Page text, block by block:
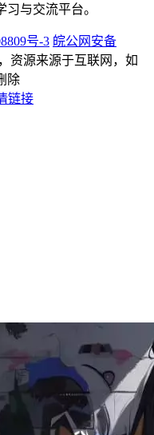
与交流平台。
号-3 皖公网安备
资源来源于互联网，如
除
链接